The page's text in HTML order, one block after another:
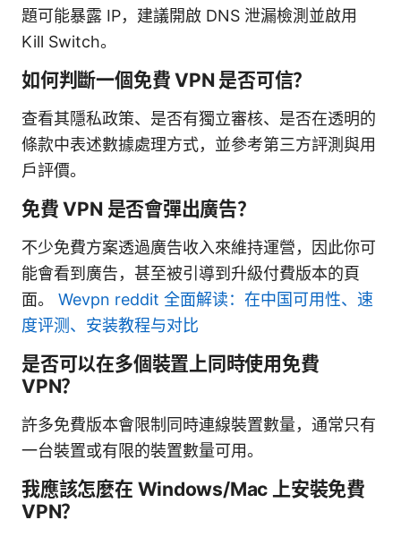
題可能暴露 IP，建議開啟 DNS 泄漏檢測並啟用
Kill Switch。
如何判斷一個免費 VPN 是否可信？
查看其隱私政策、是否有獨立審核、是否在透明的
條款中表述數據處理方式，並參考第三方評測與用
戶評價。
免費 VPN 是否會彈出廣告？
不少免費方案透過廣告收入來維持運營，因此你可
能會看到廣告，甚至被引導到升級付費版本的頁
面。 Wevpn reddit 全面解读：在中国可用性、速
度评测、安装教程与对比
是否可以在多個裝置上同時使用免費
VPN？
許多免費版本會限制同時連線裝置數量，通常只有
一台裝置或有限的裝置數量可用。
我應該怎麼在 Windows/Mac 上安裝免費
VPN？